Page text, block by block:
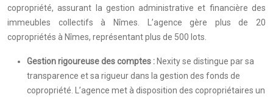
copropriété, assurant la gestion administrative et financière des
immeubles collectifs à Nîmes. L’agence gère plus de 20
copropriétés à Nîmes, représentant plus de 500 lots.
Gestion rigoureuse des comptes : Nexity se distingue par sa
transparence et sa rigueur dans la gestion des fonds de
copropriété. L’agence met à disposition des copropriétaires un